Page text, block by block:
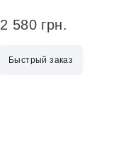
2 580 грн.
Быстрый заказ